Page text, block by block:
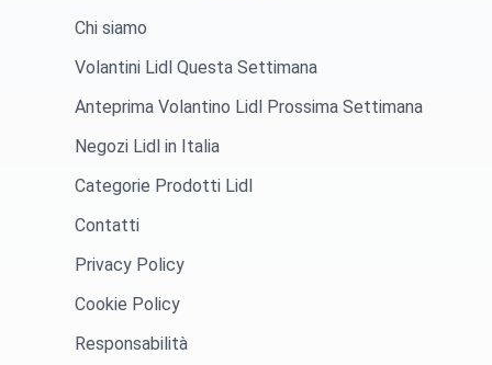
Chi siamo
Volantini Lidl Questa Settimana
Anteprima Volantino Lidl Prossima Settimana
Negozi Lidl in Italia
Categorie Prodotti Lidl
Contatti
Privacy Policy
Cookie Policy
Responsabilità